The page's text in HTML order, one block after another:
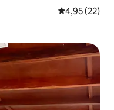
Gemiddelde
4,95 (22)